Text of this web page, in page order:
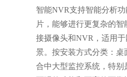
智能NVR支持智能分析
片，能够进行更复杂的
接摄像头和NVR，适用
景。按安装方式分类：
合中大型监控系统，特